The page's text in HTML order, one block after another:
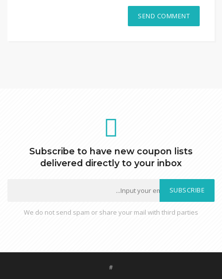
Subscribe to have new coupon lists
delivered directly to your inbox
SUBSCRIBE
We do not send spam or share your mail with third parties
#